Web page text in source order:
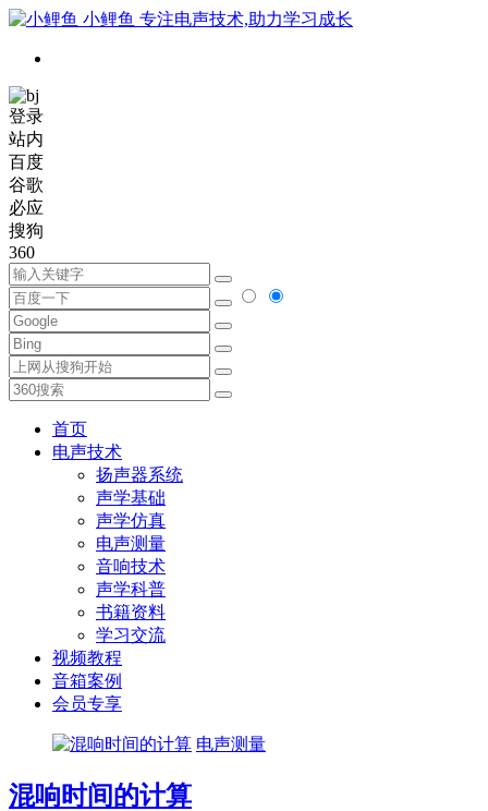
小鲤鱼 专注电声技术,助力学习成长
登录
站内
百度
谷歌
必应
搜狗
360
首页
电声技术
扬声器系统
声学基础
声学仿真
电声测量
音响技术
声学科普
书籍资料
学习交流
视频教程
音箱案例
会员专享
电声测量
混响时间的计算